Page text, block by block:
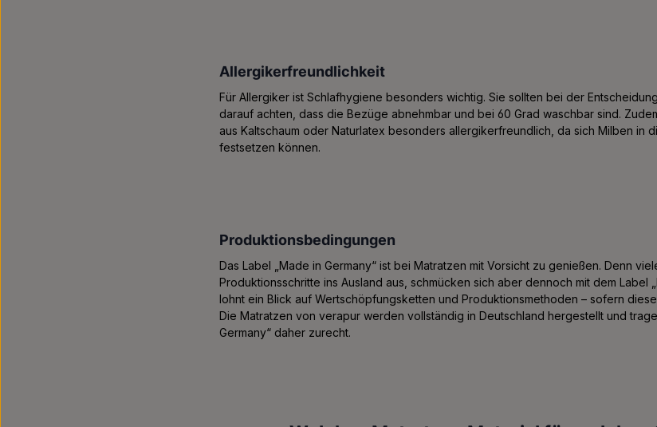
Allergikerfreundlichkeit
Für Allergiker ist Schlafhygiene besonders wichtig. Sie sollten bei der
darauf achten, dass die Bezüge abnehmbar und bei 60 Grad waschbar sind.
aus Kaltschaum oder Naturlatex besonders allergikerfreundlich, da sich Milben in
festsetzen können.
Produktionsbedingungen
Das Label „Made in Germany“ ist bei Matratzen mit Vorsicht zu genießen. Denn
Produktionsschritte ins Ausland aus, schmücken sich aber dennoch mit dem Label
lohnt ein Blick auf Wertschöpfungsketten und Produktionsmethoden – sofern
Die Matratzen von verapur werden vollständig in Deutschland hergestellt und
Germany“ daher zurecht.